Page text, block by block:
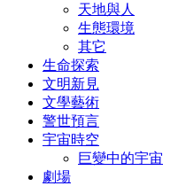
天地與人
生態環境
其它
生命探索
文明新見
文學藝術
警世預言
宇宙時空
巨變中的宇宙
劇場